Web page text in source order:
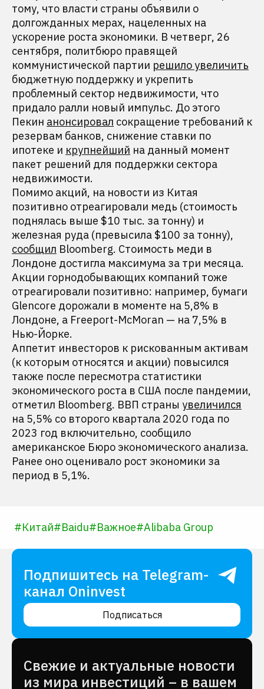
тому, что власти страны объявили о
долгожданных мерах, нацеленных на
ускорение роста экономики. В четверг, 26
сентября, политбюро правящей
коммунистической партии решило увеличить
бюджетную поддержку и укрепить
проблемный сектор недвижимости, что
придало ралли новый импульс. До этого
Пекин анонсировал сокращение требований к
резервам банков, снижение ставки по
ипотеке и крупнейший на данный момент
пакет решений для поддержки сектора
недвижимости.
Помимо акций, на новости из Китая
позитивно отреагировали медь (стоимость
поднялась выше $10 тыс. за тонну) и
железная руда (превысила $100 за тонну),
сообщил Bloomberg. Стоимость меди в
Лондоне достигла максимума за три месяца.
Акции горнодобывающих компаний тоже
отреагировали позитивно: например, бумаги
Glencore дорожали в моменте на 5,8% в
Лондоне, а Freeport-McMoran — на 7,5% в
Нью-Йорке.
Аппетит инвесторов к рискованным активам
(к которым относятся и акции) повысился
также после пересмотра статистики
экономического роста в США после пандемии,
отметил Bloomberg. ВВП страны увеличился
на 5,5% со второго квартала 2020 года по
2023 год включительно, сообщило
американское Бюро экономического анализа.
Ранее оно оценивало рост экономики за
период в 5,1%.
#Китай#Baidu#Важное#Alibaba Group
Подпишитесь на Telegram-
канал Oninvest
Подписаться
Cвежие и актуальные новости
из мира инвестиций – в вашем